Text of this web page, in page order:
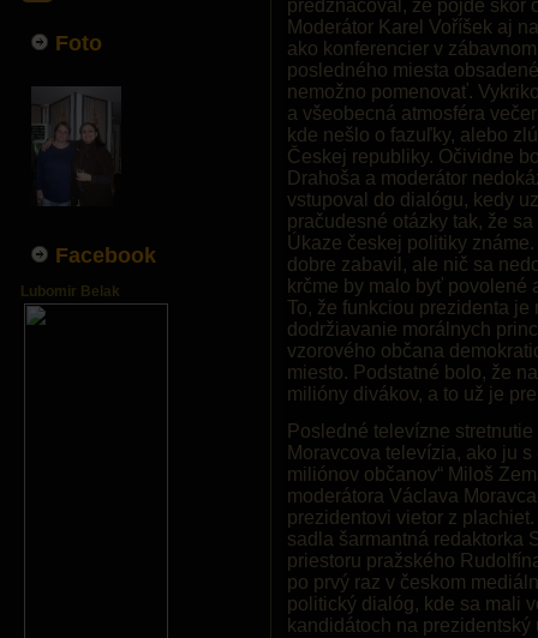
Foto
Facebook
Lubomir Belak
predznačoval, že pôjde skôr
Moderátor Karel Voříšek aj
ako konferencier v
posledného miesta
nemožno pomenovať.
a všeobecná atmosféra
kde nešlo o fazuľky, alebo
Českej republiky. Očividne
Drahoša a moderátor
vstupoval do dialógu, kedy
pračudesné otázky tak, že
Úkaze českej politiky
dobre zabavil, ale nič sa
krčme by malo byť povolené
To, že funkciou prezidenta
dodržiavanie morálnych
vzorového občana
miesto. Podstatné bolo, že
milióny divákov, a to už je
Posledné televízne
Moravcova televízia, ako ju
miliónov občanov“ Miloš
moderátora Václava
prezidentovi vietor z
sadla šarmantná redaktorka
priestoru pražského
po prvý raz v českom
politický dialóg, kde sa mali
kandidátoch na